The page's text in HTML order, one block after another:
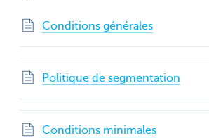
Conditions générales
Politique de segmentation
Conditions minimales